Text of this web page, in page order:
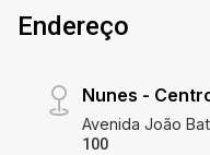
Endereço
Nunes -
Avenida João
100